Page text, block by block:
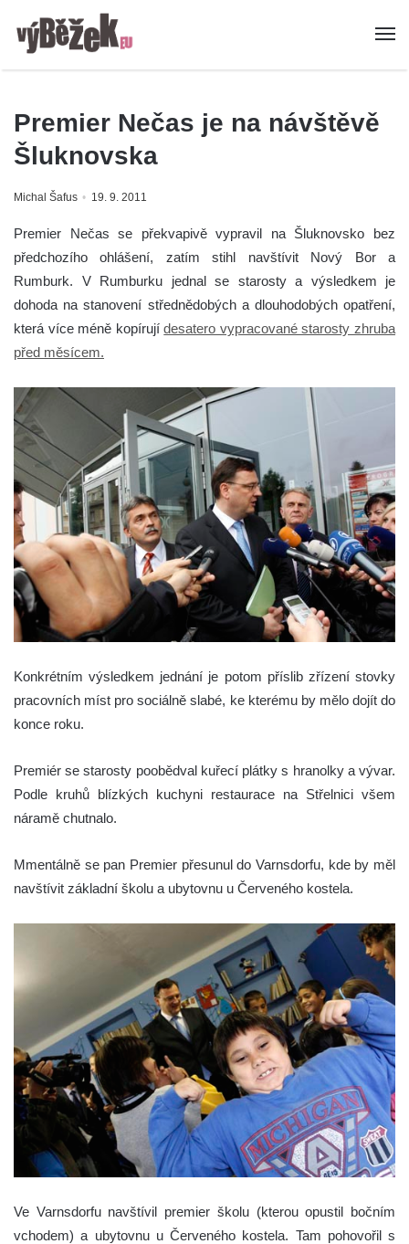
Premier Nečas je na návštěvě
Šluknovska
Michal Šafus 19. 9. 2011
Premier Nečas se překvapivě vypravil na Šluknovsko bez
předchozího ohlášení, zatím stihl navštívit Nový Bor a
Rumburk. V Rumburku jednal se starosty a výsledkem je
dohoda na stanovení střednědobých a dlouhodobých opatření,
která více méně kopírujídesatero vypracované starosty zhruba
před měsícem.
Konkrétním výsledkem jednání je potom příslib zřízení stovky
pracovních míst pro sociálně slabé, ke kterému by mělo dojít do
konce roku.
Premiér se starosty poobědval kuřecí plátky s hranolky a vývar.
Podle kruhů blízkých kuchyni restaurace na Střelnici všem
náramě chutnalo.
Mmentálně se pan Premier přesunul do Varnsdorfu, kde by měl
navštívit základní školu a ubytovnu u Červeného kostela.
Ve Varnsdorfu navštívil premier školu (kterou opustil bočním
vchodem) a ubytovnu u Červeného kostela. Tam pohovořil s